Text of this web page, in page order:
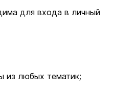
для входа в личный
из любых тематик;